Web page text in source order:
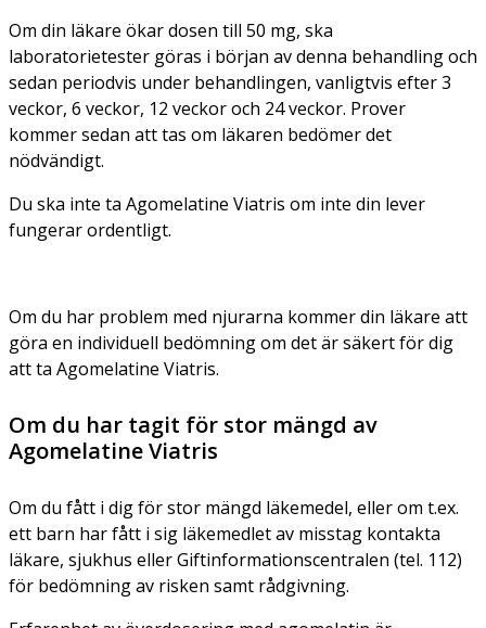
Om din läkare ökar dosen till 50 mg, ska
laboratorietester göras i början av denna behandling och
sedan periodvis under behandlingen, vanligtvis efter 3
veckor, 6 veckor, 12 veckor och 24 veckor. Prover
kommer sedan att tas om läkaren bedömer det
nödvändigt.
Du ska inte ta Agomelatine Viatris om inte din lever
fungerar ordentligt.
Om du har problem med njurarna kommer din läkare att
göra en individuell bedömning om det är säkert för dig
att ta Agomelatine Viatris.
Om du har tagit för stor mängd av
Agomelatine Viatris
Om du fått i dig för stor mängd läkemedel, eller om t.ex.
ett barn har fått i sig läkemedlet av misstag kontakta
läkare, sjukhus eller Giftinformationscentralen (tel. 112)
för bedömning av risken samt rådgivning.